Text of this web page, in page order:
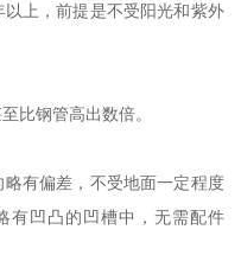
上，前提是不受阳光和紫外
比钢管高出数倍。
有偏差，不受地面一定程度
有凹凸的凹槽中，无需配件